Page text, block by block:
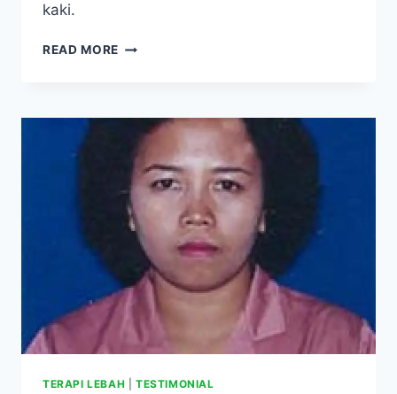
kaki.
READ MORE DIABETES
SAYA
TIDAK
PERLU
DIAMPUTASI
TERAPI LEBAH TESTIMONIAL